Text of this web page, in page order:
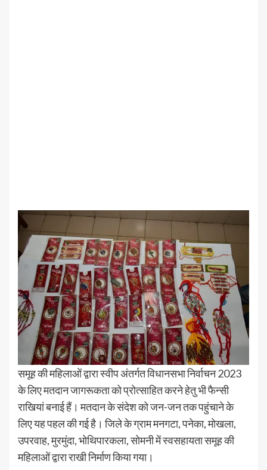
समूह की महिलाओं द्वारा स्वीप अंतर्गत विधानसभा निर्वाचन 2023
के लिए मतदान जागरूकता को प्रोत्साहित करने हेतु भी फैन्सी
राखियां बनाई हैं। मतदान के संदेश को जन-जन तक पहुंचाने के
लिए यह पहल की गई है। जिले के ग्राम मनगटा, पनेका, मोखला,
उपरवाह, मुरमुंदा, भोथिपारकला, सोमनी में स्वसहायता समूह की
महिलाओं द्वारा राखी निर्माण किया गया।